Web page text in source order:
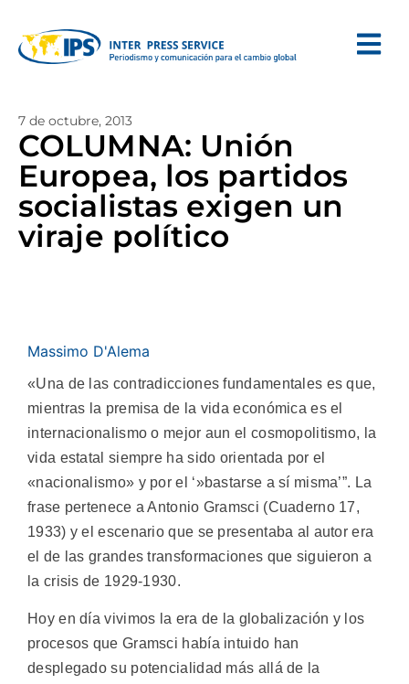
7 de octubre, 2013
COLUMNA: Unión
Europea, los partidos
socialistas exigen un
viraje político
Massimo D'Alema
«Una de las contradicciones fundamentales es que,
mientras la premisa de la vida económica es el
internacionalismo o mejor aun el cosmopolitismo, la
vida estatal siempre ha sido orientada por el
«nacionalismo» y por el ‘»bastarse a sí misma’”. La
frase pertenece a Antonio Gramsci (Cuaderno 17,
1933) y el escenario que se presentaba al autor era
el de las grandes transformaciones que siguieron a
la crisis de 1929-1930.
Hoy en día vivimos la era de la globalización y los
procesos que Gramsci había intuido han
desplegado su potencialidad más allá de la